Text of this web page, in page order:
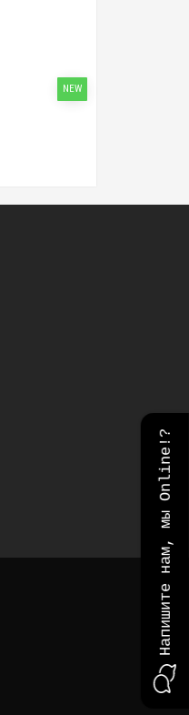
NEW
Напишите нам, мы Online!?